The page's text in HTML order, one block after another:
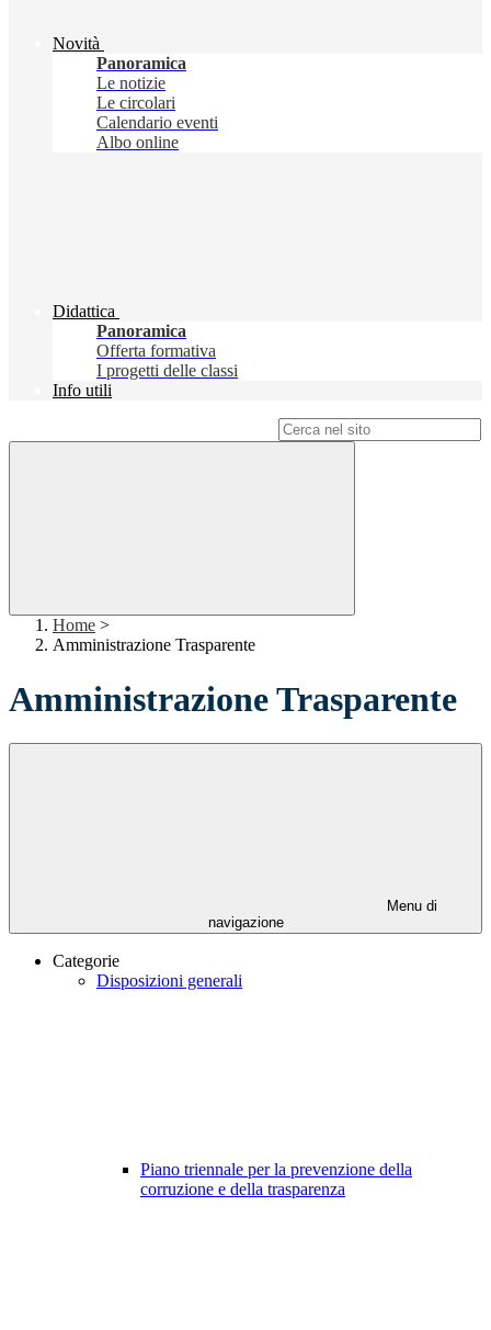
Novità
Panoramica
Le notizie
Le circolari
Calendario eventi
Albo online
Didattica
Panoramica
Offerta formativa
I progetti delle classi
Info utili
Home >
Amministrazione Trasparente
Amministrazione Trasparente
Menu di
navigazione
Categorie
Disposizioni generali
Piano triennale per la prevenzione della
corruzione e della trasparenza